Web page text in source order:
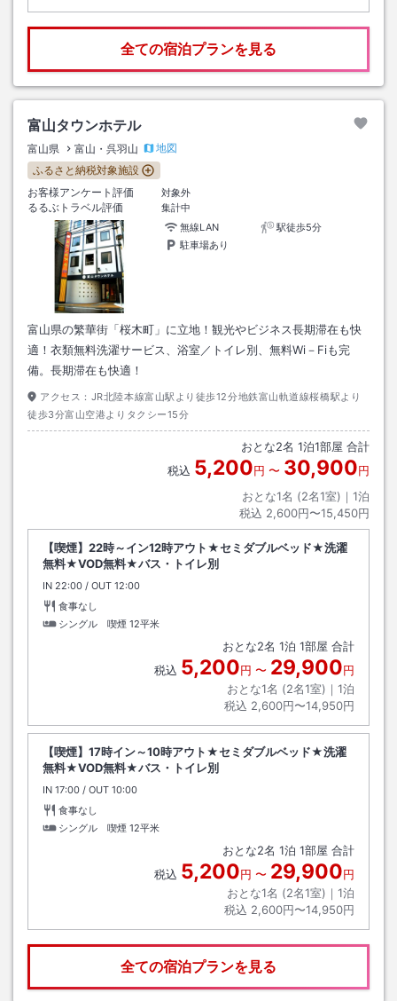
全ての宿泊プランを見る
富山タウンホテル
富山県 富山・呉羽山
地図
ふるさと納税対象施設
お客様アンケート評価
対象外
るるぶトラベル評価
集計中
無線LAN
駅徒歩5分
駐車場あり
富山県の繁華街「桜木町」に立地！観光やビジネス長期滞在も快
適！衣類無料洗濯サービス、浴室／トイレ別、無料Wi－Fiも完
備。長期滞在も快適！
アクセス： JR北陸本線富山駅より徒歩12分地鉄富山軌道線桜橋駅より
徒歩3分富山空港よりタクシー15分
おとな2名 1泊1部屋 合計
税込 5,200円 〜 30,900円
おとな1名 (2名1室)｜ 1泊
税込 2,600円〜15,450円
【喫煙】22時～イン12時アウト★セミダブルベッド★洗濯
無料★VOD無料★バス・トイレ別
IN チェックイン
22:00 / OUT チェックアウト
12:00
食事なし
シングル 喫煙 12平米
おとな2名 1泊 1部屋 合計
税込 5,200円 〜 29,900円
おとな1名 (2名1室)｜ 1泊
税込 2,600円〜14,950円
【喫煙】17時イン～10時アウト★セミダブルベッド★洗濯
無料★VOD無料★バス・トイレ別
IN チェックイン
17:00 / OUT チェックアウト
10:00
食事なし
シングル 喫煙 12平米
おとな2名 1泊 1部屋 合計
税込 5,200円 〜 29,900円
おとな1名 (2名1室)｜ 1泊
税込 2,600円〜14,950円
全ての宿泊プランを見る